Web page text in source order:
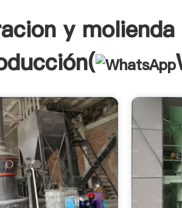
y molienda